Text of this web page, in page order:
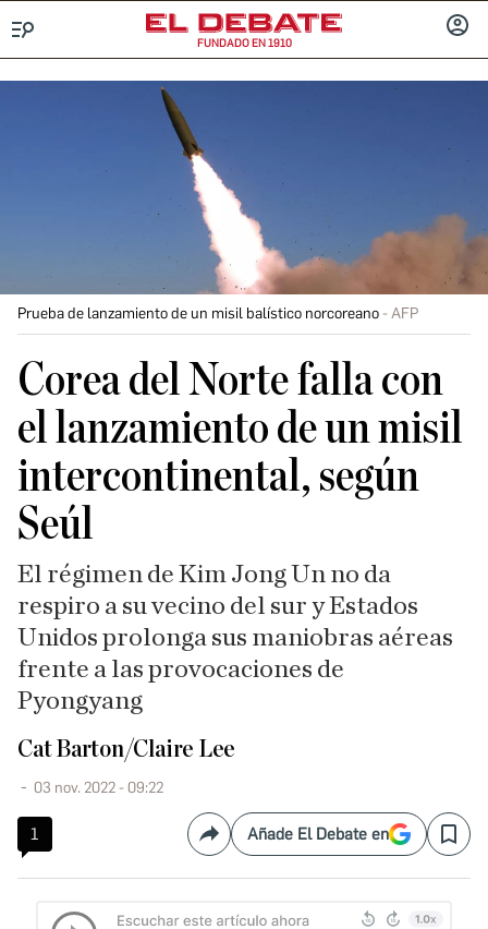
FUNDADO EN 1910
Prueba de lanzamiento de un misil balístico norcoreano AFP
Corea del Norte falla con
el lanzamiento de un misil
intercontinental, según
Seúl
El régimen de Kim Jong Un no da
respiro a su vecino del sur y Estados
Unidos prolonga sus maniobras aéreas
frente a las provocaciones de
Pyongyang
Cat Barton/Claire Lee
03 nov. 2022 - 09:22
1 CompartirAñade El Debate en Save